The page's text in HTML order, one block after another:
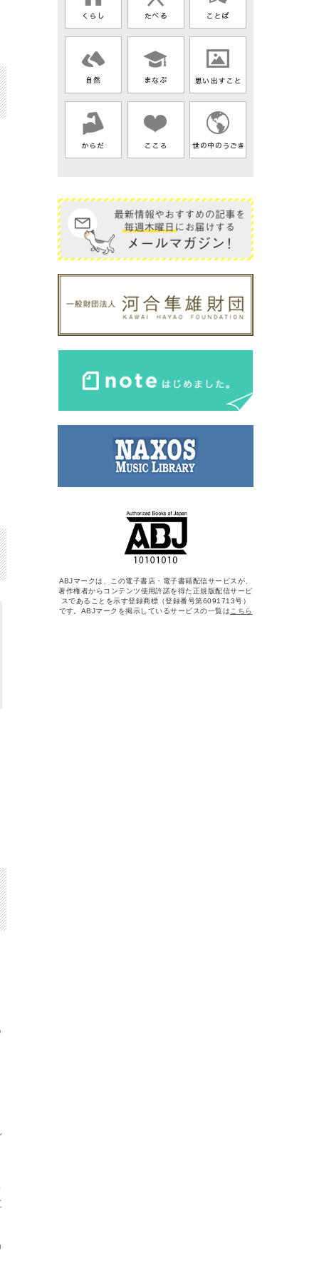
ABJマークは、この電子書店・電子書籍配信サービスが、
著作権者からコンテンツ使用許諾を得た正規版配信サービ
スであることを示す登録商標（登録番号第6091713号）
です。ABJマークを掲示しているサービスの一覧はこちら